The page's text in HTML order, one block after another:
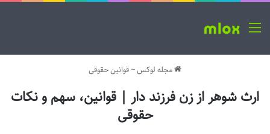
منو
مجله لوکس~قوانین حقوقی
ارث شوهر از زن فرزند دار | قوانین، سهم و نکات
حقوقی